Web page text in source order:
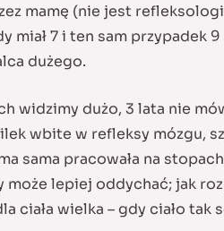
mamę (nie jest
7 i ten sam przypadek
dużego.
widzimy dużo, 3 lata nie
wbite w refleksy mózgu,
sama pracowała na
lepiej oddychać; jak
ciała wielka – gdy ciało